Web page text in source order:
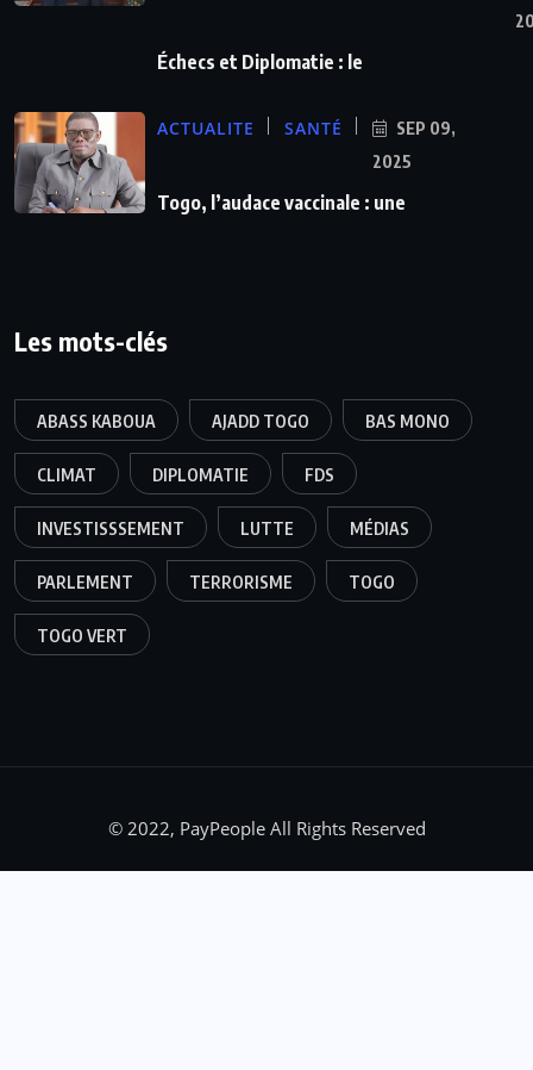
Échecs et Diplomatie : le
ACTUALITE SANTÉ
SEP 09,
2025
Togo, l’audace vaccinale : une
Les mots-clés
ABASS KABOUA AJADD TOGO BAS MONO
CLIMAT DIPLOMATIE FDS
INVESTISSSEMENT LUTTE MÉDIAS
PARLEMENT TERRORISME TOGO
TOGO VERT
© 2022, PayPeople All Rights Reserved